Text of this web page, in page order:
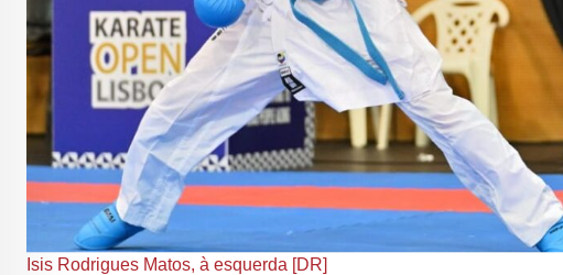
Isis Rodrigues Matos, à esquerda [DR]